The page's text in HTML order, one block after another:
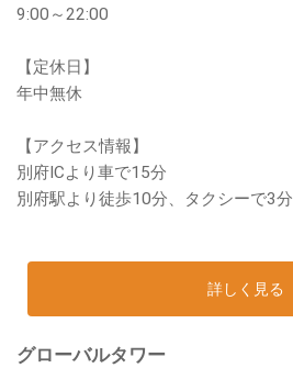
9:00～22:00
【定休日】
年中無休
【アクセス情報】
別府ICより車で15分
別府駅より徒歩10分、タクシーで3分
詳しく見る
グローバルタワー